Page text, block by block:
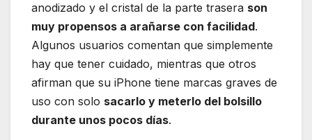
anodizado y el cristal de la parte trasera son
muy propensos a arañarse con facilidad.
Algunos usuarios comentan que simplemente
hay que tener cuidado, mientras que otros
afirman que su iPhone tiene marcas graves de
uso con solo sacarlo y meterlo del bolsillo
durante unos pocos días.